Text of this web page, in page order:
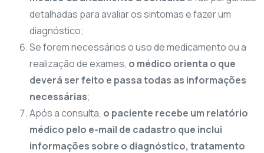
detalhadas para avaliar os sintomas e fazer um
diagnóstico;
Se forem necessários o uso de medicamento ou a
realização de exames, o médico orienta o que
deverá ser feito e passa todas as informações
necessárias;
Após a consulta, o paciente recebe um relatório
médico pelo e-mail de cadastro que inclui
informações sobre o diagnóstico, tratamento